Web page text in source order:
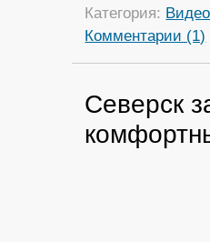
Категория: Видео
Комментарии (1)
Северск